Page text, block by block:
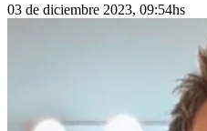
03 de diciembre 2023, 09:54hs